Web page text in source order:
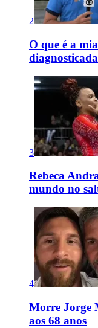
2
O que é a
3
Rebeca
mundo no
4
Morre Jorge
aos 68 anos